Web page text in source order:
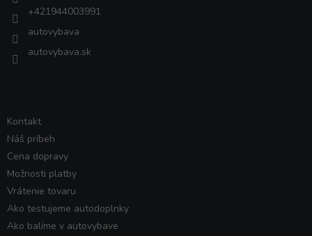
+421944003991
autovybava
autovybava.sk
Kontakt
Náš príbeh
Cena dopravy
Možnosti platby
Vrátenie tovaru
Ako testujeme autodoplnky
Ako balíme v autovybave